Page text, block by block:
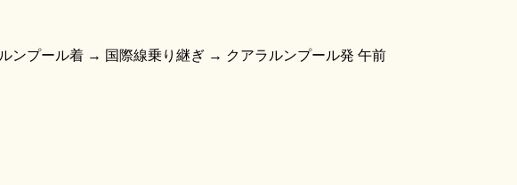
ンプール着 → 国際線乗り継ぎ → クアラルンプール発 午前